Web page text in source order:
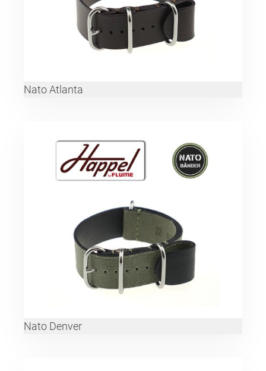
Nato Atlanta
Nato Denver